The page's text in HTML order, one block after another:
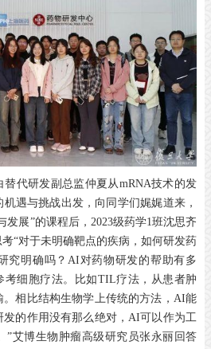
代研发副总监仲夏从mRNA技术的发
遇与挑战出发，向同学们娓娓道来，
发展”的课程后，2023级药学1班沈思齐
“对于未明确靶点的疾病，如何研发药
究明确吗？AI对药物研发的帮助有多
考细胞疗法。比如TIL疗法，从患者肿
相比结构生物学上传统的方法，AI能
的作用没有那么绝对，AI可以作为工
”艾博生物肿瘤高级研究员张永丽回答